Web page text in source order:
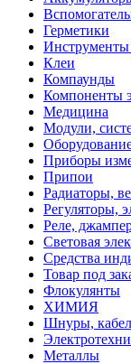
Герметики
Инструменты
Клеи
Компаунды
Компоненты
Медицина
Модули,
Приборы
Припои
Радиаторы,
Регуляторы,
Реле,
Световая
Средства
Товар под
Флокулянты
ХИМИЯ
Шнуры,
Металлы